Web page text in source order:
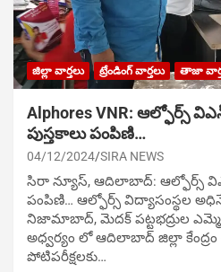
జిల్లా వార్తలు ట్రేండింగ్ వార్తలు తాజా
Alphores VNR: ఆల్ఫోర్స్
పుస్తకాలు పంపిణి…
04/12/2024 SIRA NEWS
సిరా న్యూస్, ఆదిలాబాద్: ఆల్ఫోర్స్
పంపిణి… ఆల్ఫోర్స్ విద్యాసంస్థల
నిజామాబాద్, మెదక్ పట్టభద్రుల
అధ్వర్యం లో ఆదిలాబాద్ జిల్లా కేంద్రం
పోటిప‌రీక్ష‌ల‌కు…